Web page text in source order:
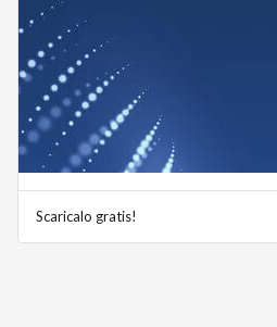
Scaricalo gratis!